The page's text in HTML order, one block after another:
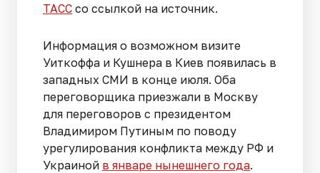
ТАСС со ссылкой на источник.
Информация о возможном визите
Уиткоффа и Кушнера в Киев появилась в
западных СМИ в конце июля. Оба
переговорщика приезжали в Москву
для переговоров с президентом
Владимиром Путиным по поводу
урегулирования конфликта между РФ и
Украиной в январе нынешнего года.